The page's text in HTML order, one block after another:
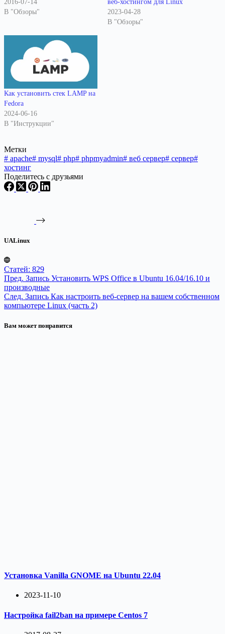
2016-07-14
В "Обзоры"
веб-хостингом для Linux
2023-04-28
В "Обзоры"
Как установить стек LAMP на
Fedora
2024-06-16
В "Инструкции"
Метки
# apache# mysql# php# phpmyadmin# веб сервер# сервер#
хостинг
Поделитесь с друзьями
UALinux
Статей: 829
Пред. Запись Установить WPS Office в Ubuntu 16.04/16.10 и
производные
След. Запись Как настроить веб-сервер на вашем собственном
компьютере Linux (часть 2)
Вам может понравится
Установка Vanilla GNOME на Ubuntu 22.04
2023-11-10
Настройка fail2ban на примере Centos 7